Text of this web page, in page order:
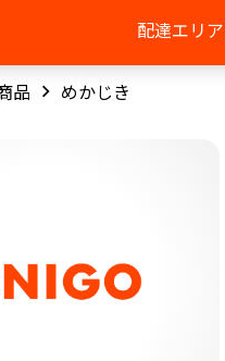
配達エリア
品 めかじき